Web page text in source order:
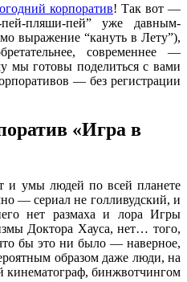
корпоратив! Так вот —
пей-пляши-пей” уже давным-
выражение “кануть в Лету”),
современнее —
мы готовы поделиться с вами
— без регистрации
«Игра в
и умы людей по всей планете
— сериал не голливудский, и
нет размаха и лора Игры
Доктора Хауса, нет… того,
бы это ни было — наверное,
образом даже люди, на
кинематограф, бинжвотчингом